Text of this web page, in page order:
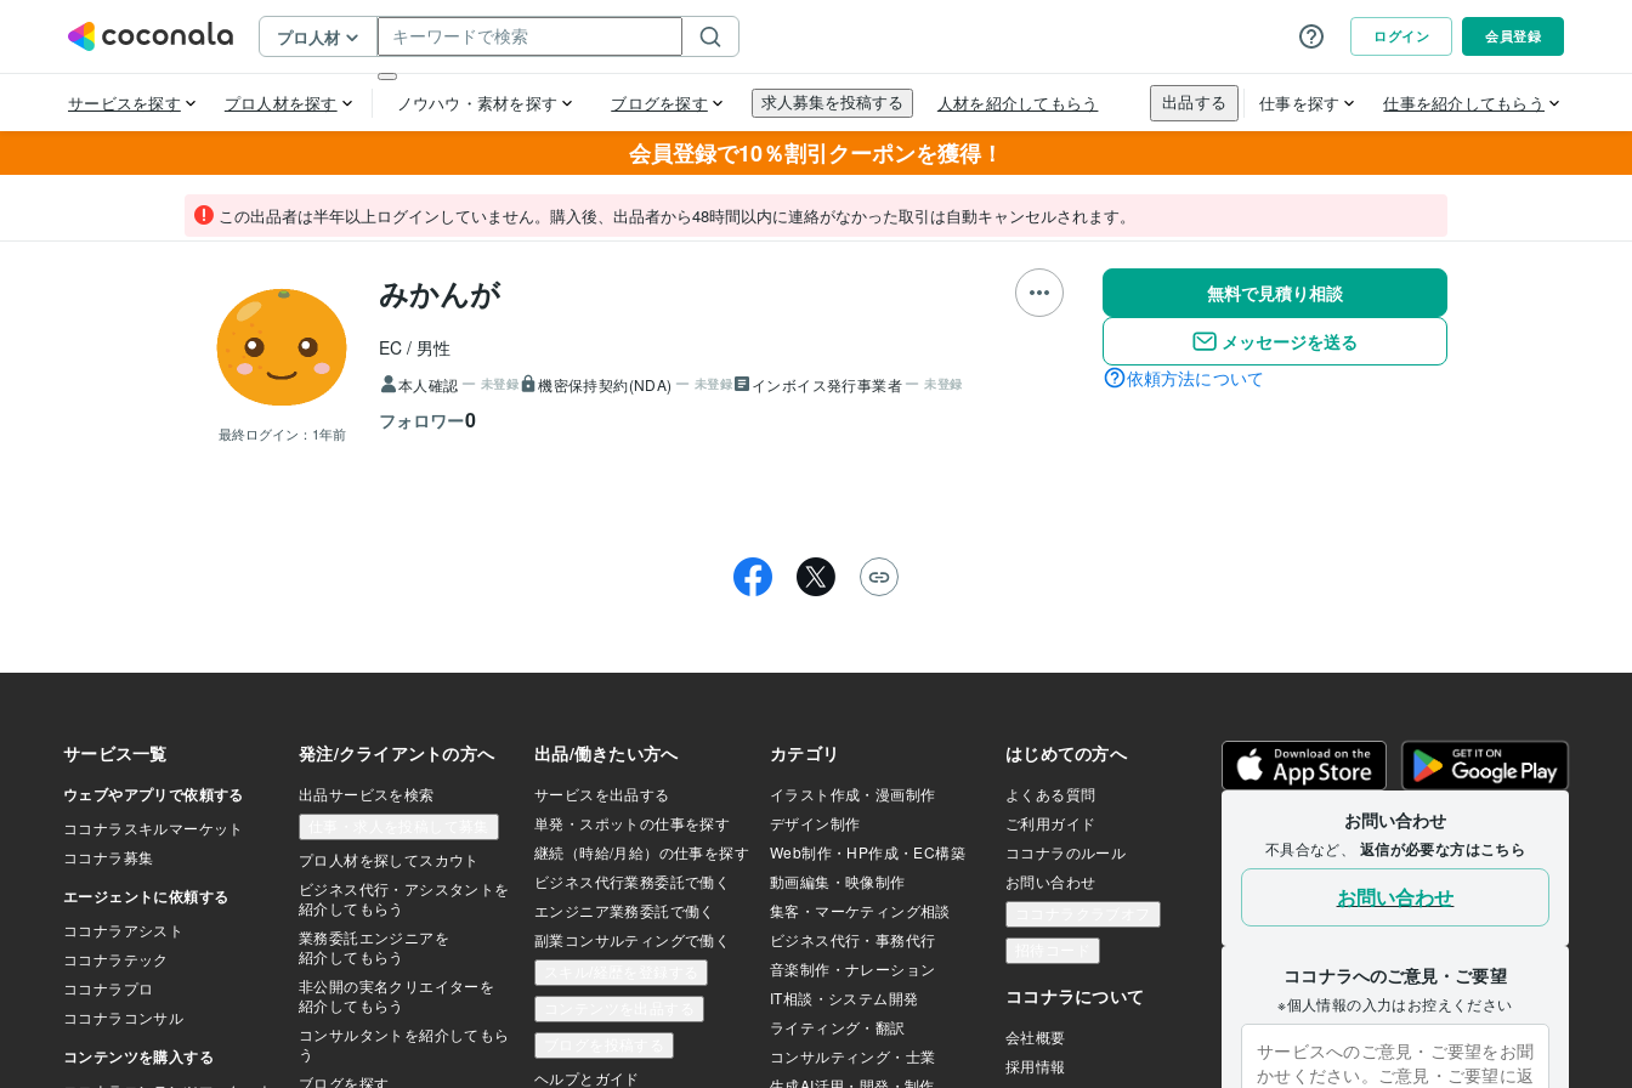
会員登録で10％割引クーポンを獲得！
この出品者は半年以上ログインしていません。購入後、出品者から48時間以内に連絡がなかった取引は自動キャンセルされます。
最終ログイン： 1年前
みかんが
EC 男性
本人確認 未登録 機密保持契約(NDA) 未登録 インボイス発行事業者 未登録
フォロワー0
無料で見積り相談
メッセージを送る
依頼方法について